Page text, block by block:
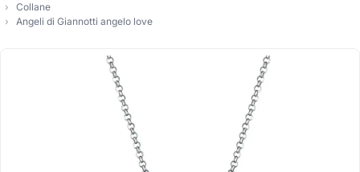
Collane
Angeli di Giannotti angelo love